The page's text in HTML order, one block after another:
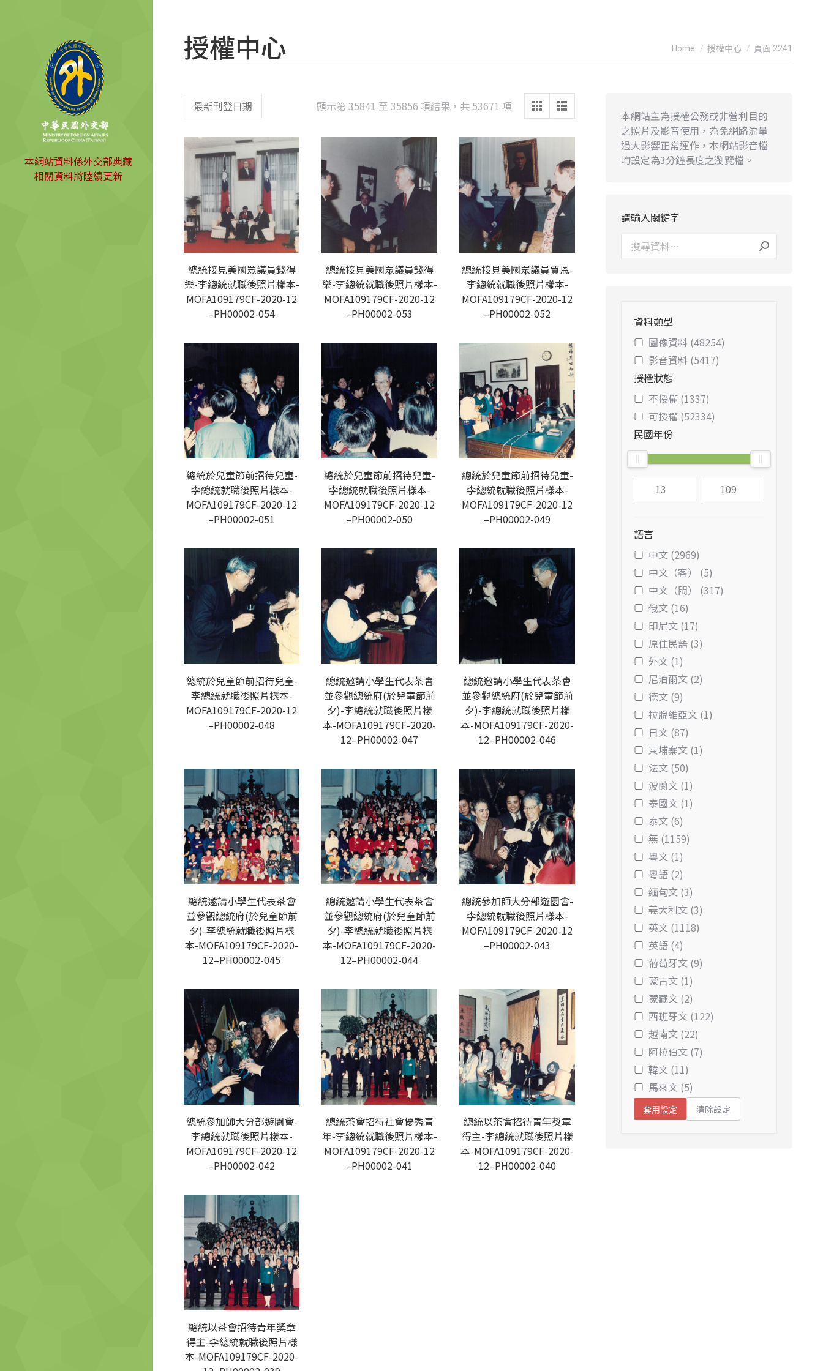
本網站資料係外交部典藏
相關資料將陸續更新
授權中心 You are here:
Home 授權中心 頁面 2241
顯示第 35841 至 35856 項結果，共 53671 項 Sorted
latest
總統接見美國眾議員錢得
樂-李總統就職後照片樣本-
MOFA109179CF-2020-12
–PH00002-054
總統接見美國眾議員錢得
樂-李總統就職後照片樣本-
MOFA109179CF-2020-12
–PH00002-053
總統接見美國眾議員賈恩-
李總統就職後照片樣本-
MOFA109179CF-2020-12
–PH00002-052
總統於兒童節前招待兒童-
李總統就職後照片樣本-
MOFA109179CF-2020-12
–PH00002-051
總統於兒童節前招待兒童-
李總統就職後照片樣本-
MOFA109179CF-2020-12
–PH00002-050
總統於兒童節前招待兒童-
李總統就職後照片樣本-
MOFA109179CF-2020-12
–PH00002-049
總統於兒童節前招待兒童-
李總統就職後照片樣本-
MOFA109179CF-2020-12
–PH00002-048
總統邀請小學生代表茶會
並參觀總統府(於兒童節前
夕)-李總統就職後照片樣
本-MOFA109179CF-2020-
12–PH00002-047
總統邀請小學生代表茶會
並參觀總統府(於兒童節前
夕)-李總統就職後照片樣
本-MOFA109179CF-2020-
12–PH00002-046
總統邀請小學生代表茶會
並參觀總統府(於兒童節前
夕)-李總統就職後照片樣
本-MOFA109179CF-2020-
12–PH00002-045
總統邀請小學生代表茶會
並參觀總統府(於兒童節前
夕)-李總統就職後照片樣
本-MOFA109179CF-2020-
12–PH00002-044
總統參加師大分部遊園會-
李總統就職後照片樣本-
MOFA109179CF-2020-12
–PH00002-043
總統參加師大分部遊園會-
李總統就職後照片樣本-
MOFA109179CF-2020-12
–PH00002-042
總統茶會招待社會優秀青
年-李總統就職後照片樣本-
MOFA109179CF-2020-12
–PH00002-041
總統以茶會招待青年獎章
得主-李總統就職後照片樣
本-MOFA109179CF-2020-
12–PH00002-040
總統以茶會招待青年獎章
得主-李總統就職後照片樣
本-MOFA109179CF-2020-
本網站主為授權公務或非營利目的
之照片及影音使用，為免網路流量
過大影響正常運作，本網站影音檔
均設定為3分鐘長度之瀏覽檔。
請輸入關鍵字
資料類型
圖像資料 (48254)
影音資料 (5417)
授權狀態
不授權 (1337)
可授權 (52334)
民國年份
語言
中文 (2969)
中文（客） (5)
中文（閩） (317)
俄文 (16)
印尼文 (17)
原住民語 (3)
外文 (1)
尼泊爾文 (2)
德文 (9)
拉脫維亞文 (1)
日文 (87)
柬埔寨文 (1)
法文 (50)
波蘭文 (1)
泰國文 (1)
泰文 (6)
無 (1159)
粵文 (1)
粵語 (2)
緬甸文 (3)
義大利文 (3)
英文 (1118)
英語 (4)
葡萄牙文 (9)
蒙古文 (1)
蒙藏文 (2)
西班牙文 (122)
越南文 (22)
阿拉伯文 (7)
韓文 (11)
馬來文 (5)
套用設定 清除設定